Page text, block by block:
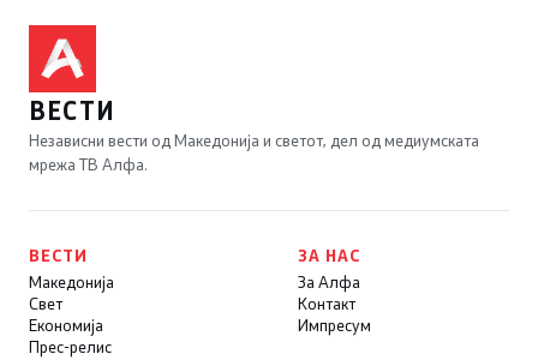
ВЕСТИ
Независни вести од Македонија и светот, дел од медиумската
мрежа ТВ Алфа.
ВЕСТИ
Македонија
Свет
Економија
Прес-релис
ЗА НАС
За Алфа
Контакт
Импресум